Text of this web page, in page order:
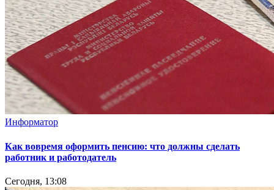
Информатор
Как вовремя оформить пенсию: что должны сделать
работник и работодатель
Сегодня, 13:08